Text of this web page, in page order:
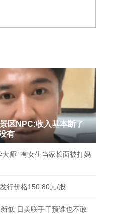
区NPC:收入基本断了
有
大师" 有女生当家长面被打妈
行价格150.80元/股
低 日美联手干预谁也不敢